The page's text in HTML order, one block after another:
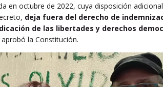
en octubre de 2022, cuya disposición
deja fuera del derecho de
de las libertades y derechos
la Constitución.